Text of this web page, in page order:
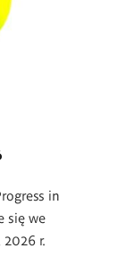
in
się we
2026 r.